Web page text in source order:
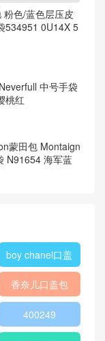
粉色/蓝色层压皮
534951 0U14X 5
中号手袋
桃红
蒙田包 Montaign
N91654 海军蓝
boy chanel口盖